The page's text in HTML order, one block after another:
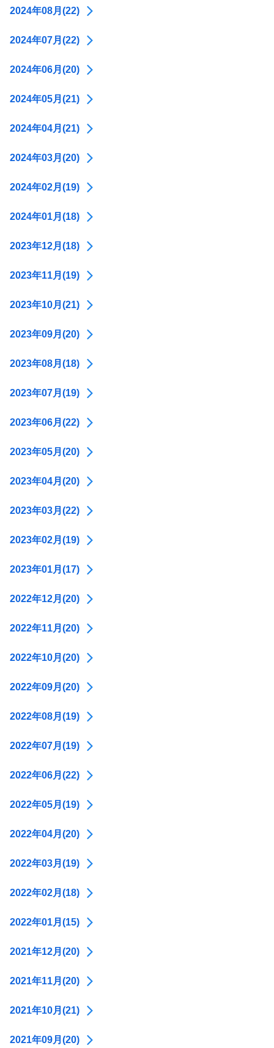
2024年08月(22)
2024年07月(22)
2024年06月(20)
2024年05月(21)
2024年04月(21)
2024年03月(20)
2024年02月(19)
2024年01月(18)
2023年12月(18)
2023年11月(19)
2023年10月(21)
2023年09月(20)
2023年08月(18)
2023年07月(19)
2023年06月(22)
2023年05月(20)
2023年04月(20)
2023年03月(22)
2023年02月(19)
2023年01月(17)
2022年12月(20)
2022年11月(20)
2022年10月(20)
2022年09月(20)
2022年08月(19)
2022年07月(19)
2022年06月(22)
2022年05月(19)
2022年04月(20)
2022年03月(19)
2022年02月(18)
2022年01月(15)
2021年12月(20)
2021年11月(20)
2021年10月(21)
2021年09月(20)